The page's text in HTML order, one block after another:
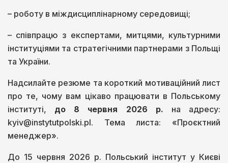
– роботу в міждисциплінарному середовищі;
– співпрацю з експертами, митцями, культурними
інституціями та стратегічними партнерами з Польщі
та України.
Надсилайте резюме та короткий мотиваційний лист
про те, чому вам цікаво працювати в Польському
інституті, до 8 червня 2026 р. на адресу:
kyiv@instytutpolski.pl. Тема листа: «Проєктний
менеджер».
До 15 червня 2026 р. Польський інститут у Києві